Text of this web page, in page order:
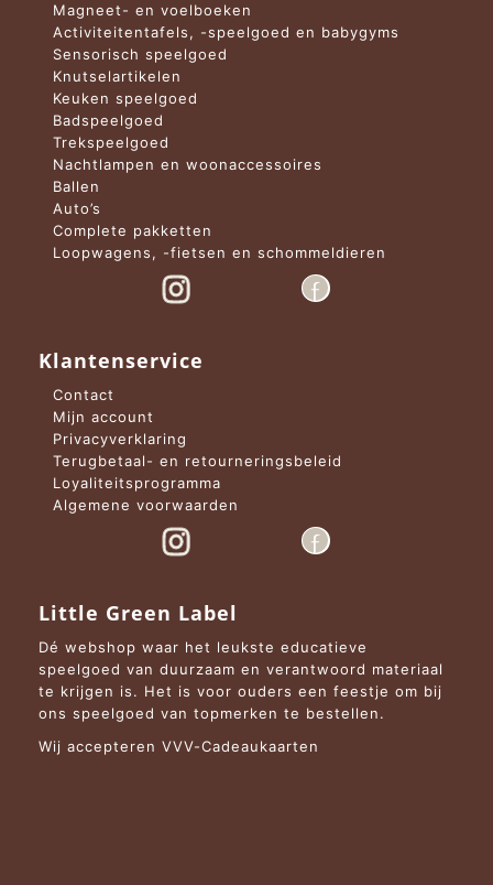
Magneet- en voelboeken
Activiteitentafels, -speelgoed en babygyms
Sensorisch speelgoed
Knutselartikelen
Keuken speelgoed
Badspeelgoed
Trekspeelgoed
Nachtlampen en woonaccessoires
Ballen
Auto’s
Complete pakketten
Loopwagens, -fietsen en schommeldieren
Klantenservice
Contact
Mijn account
Privacyverklaring
Terugbetaal- en retourneringsbeleid
Loyaliteitsprogramma
Algemene voorwaarden
Little Green Label
Dé webshop waar het leukste educatieve
speelgoed van duurzaam en verantwoord materiaal
te krijgen is. Het is voor ouders een feestje om bij
ons speelgoed van topmerken te bestellen.
Wij accepteren VVV-Cadeaukaarten